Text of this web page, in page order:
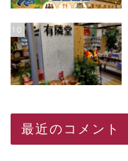
10
最近のコメント